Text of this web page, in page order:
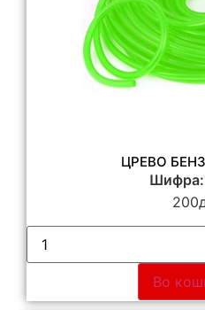
ЦРЕВО
200
Во